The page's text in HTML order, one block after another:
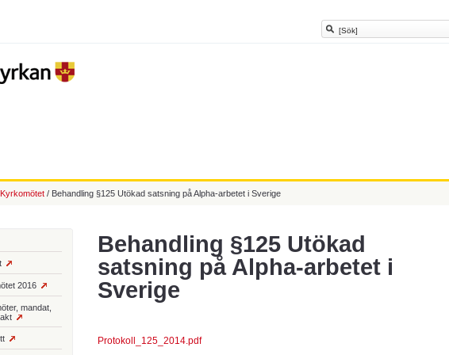
Behandling §125 Utökad
satsning på Alpha-arbetet i
Sverige
Protokoll_125_2014.pdf
2016
mandat,
Kyrkomötet / Behandling §125 Utökad satsning på Alpha-arbetet i Sverige